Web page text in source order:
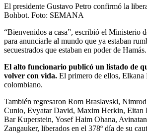
El presidente Gustavo Petro confirmó la
Bohbot. Foto: SEMANA
“Bienvenidos a casa”, escribió el Ministerio
para anunciarle al mundo que ya estaban
secuestrados que estaban en poder de Hamás.
El alto funcionario publicó un listado de
volver con vida. El primero de ellos, Elkana
colombiano.
También regresaron Rom Braslavski,
Cunio, Evyatar David, Maxim Herkin, Eitan
Bar Kuperstein, Yosef Haim Ohana,
Zangauker, liberados en el 378º día de su